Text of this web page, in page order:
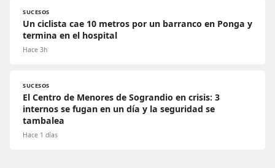
SUCESOS
Un ciclista cae 10 metros por un barranco en Ponga y
termina en el hospital
Hace 3h
SUCESOS
El Centro de Menores de Sograndio en crisis: 3
internos se fugan en un día y la seguridad se
tambalea
Hace 1 días